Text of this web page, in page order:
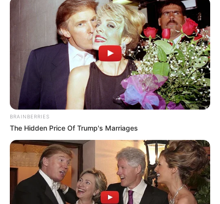
BRAINBERRIES
The Hidden Price Of Trump's Marriages